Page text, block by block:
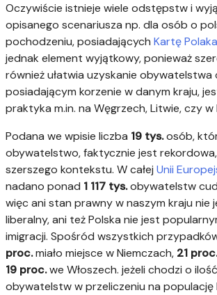
Oczywiście istnieje wiele odstępstw i
opisanego scenariusza np. dla osób o
pochodzeniu, posiadających Kartę Polaka
jednak element wyjątkowy, ponieważ
również ułatwia uzyskanie obywatelstwa
posiadającym korzenie w danym kraju,
praktyka m.in. na Węgrzech, Litwie, czy w
Podana we wpisie liczba 19 tys.osób,
obywatelstwo, faktycznie jest
szerszego kontekstu. W całej Unii
nadano ponad 1 117 tys.obywatelstw
więc ani stan prawny w naszym kraju nie
liberalny, ani też Polska nie jest
imigracji. Spośród wszystkich
proc.miało miejsce w Niemczach, 21 proc.
19 proc.we Włoszech. jeżeli chodzi o
obywatelstw w przeliczeniu na populację